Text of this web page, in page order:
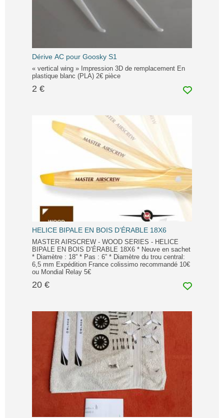
Dérive AC pour Goosky S1
« vertical wing » Impression 3D de remplacement En
plastique blanc (PLA) 2€ pièce
2 €
HELICE BIPALE EN BOIS D’ÉRABLE 18X6
MASTER AIRSCREW - WOOD SERIES - HELICE
BIPALE EN BOIS D’ÉRABLE 18X6 * Neuve en sachet
* Diamètre : 18” * Pas : 6” * Diamètre du trou central:
6,5 mm Expédition France colissimo recommandé 10€
ou Mondial Relay 5€
20 €